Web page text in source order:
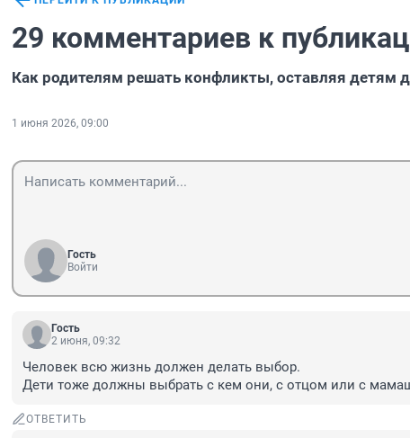
29 комментариев к
Как родителям решать конфликты, оставляя детям
1 июня 2026, 09:00
Гость
Войти
Гость
2 июня, 09:32
Человек всю жизнь должен делать выбор.
Дети тоже должны выбрать с кем они, с отцом или с
ОТВЕТИТЬ